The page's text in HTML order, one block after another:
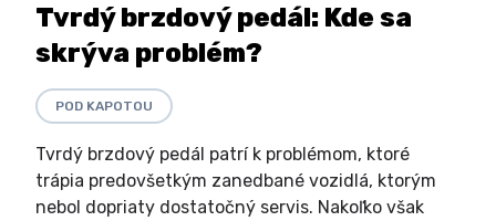
Tvrdý brzdový pedál: Kde sa
skrýva problém?
POD KAPOTOU
Tvrdý brzdový pedál patrí k problémom, ktoré
trápia predovšetkým zanedbané vozidlá, ktorým
nebol dopriaty dostatočný servis. Nakoľko však